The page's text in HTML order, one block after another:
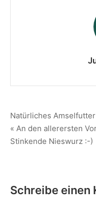
Natürliches
« An den allerersten
Stinkende Nieswurz :-)
Schreibe einen